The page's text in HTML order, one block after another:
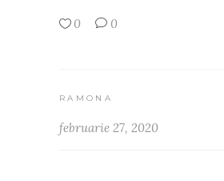
0 0
RAMONA
februarie 27, 2020